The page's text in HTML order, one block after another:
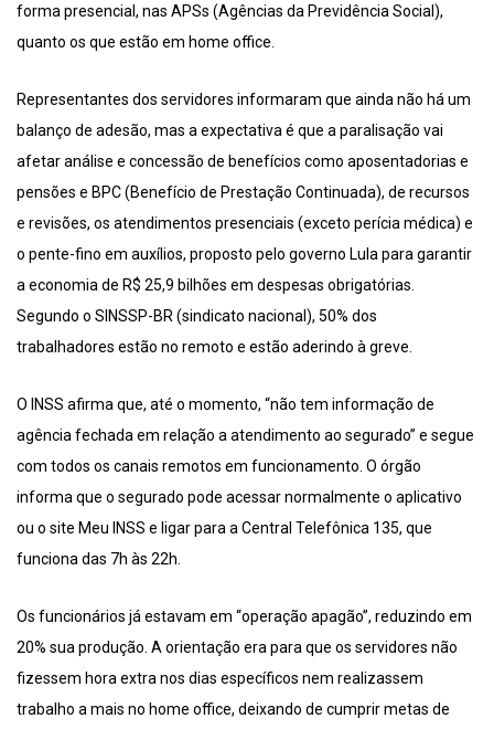
forma presencial, nas APSs (Agências da Previdência Social),
quanto os que estão em home office.
Representantes dos servidores informaram que ainda não há um
balanço de adesão, mas a expectativa é que a paralisação vai
afetar análise e concessão de benefícios como aposentadorias e
pensões e BPC (Benefício de Prestação Continuada), de recursos
e revisões, os atendimentos presenciais (exceto perícia médica) e
o pente-fino em auxílios, proposto pelo governo Lula para garantir
a economia de R$ 25,9 bilhões em despesas obrigatórias.
Segundo o SINSSP-BR (sindicato nacional), 50% dos
trabalhadores estão no remoto e estão aderindo à greve.
O INSS afirma que, até o momento, “não tem informação de
agência fechada em relação a atendimento ao segurado” e segue
com todos os canais remotos em funcionamento. O órgão
informa que o segurado pode acessar normalmente o aplicativo
ou o site Meu INSS e ligar para a Central Telefônica 135, que
funciona das 7h às 22h.
Os funcionários já estavam em “operação apagão”, reduzindo em
20% sua produção. A orientação era para que os servidores não
fizessem hora extra nos dias específicos nem realizassem
trabalho a mais no home office, deixando de cumprir metas de